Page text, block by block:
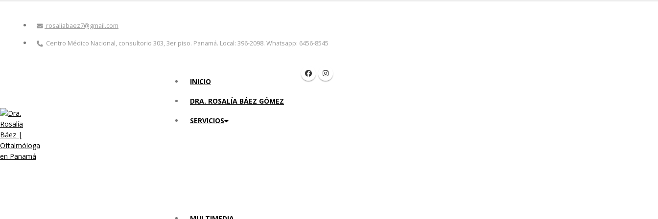
rosaliabaez7@gmail.com
Centro Médico Nacional, consultorio 303, 3er piso. Panamá. Local: 396-2098. Whatsapp: 6456-8545
INICIO
DRA. ROSALÍA BÁEZ GÓMEZ
SERVICIOS